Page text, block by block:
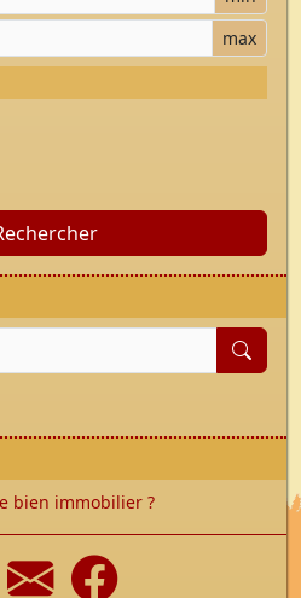
max
bien immobilier ?
Nous écrire